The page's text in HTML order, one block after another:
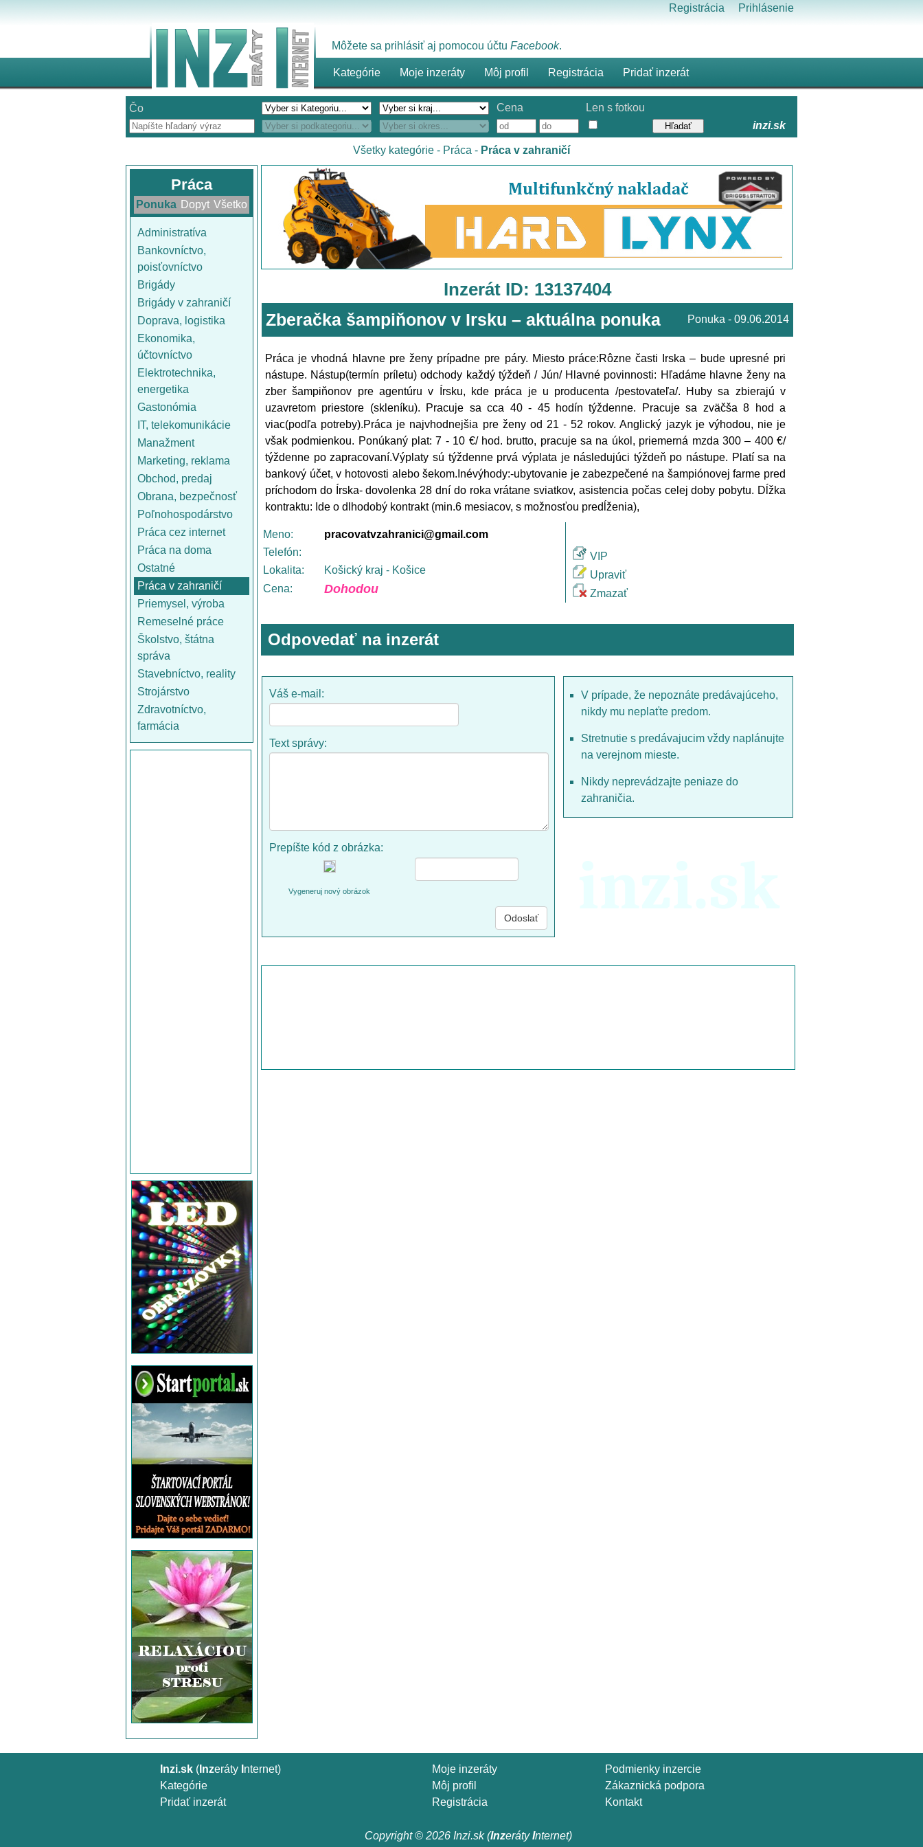
Registrácia Prihlásenie
Môžete sa prihlásiť aj pomocou účtu Facebook.
Kategórie Moje inzeráty Môj profil Registrácia Pridať inzerát
Čo Cena
Len s fotkou
inzi.sk
Všetky kategórie - Práca - Práca v zahraničí
Práca
Ponuka Dopyt Všetko
Administratíva
Bankovníctvo,
poisťovníctvo
Brigády
Brigády v zahraničí
Doprava, logistika
Ekonomika,
účtovníctvo
Elektrotechnika,
energetika
Gastonómia
IT, telekomunikácie
Manažment
Marketing, reklama
Obchod, predaj
Obrana, bezpečnosť
Poľnohospodárstvo
Práca cez internet
Práca na doma
Ostatné
Práca v zahraničí
Priemysel, výroba
Remeselné práce
Školstvo, štátna
správa
Stavebníctvo, reality
Strojárstvo
Zdravotníctvo,
farmácia
Inzerát ID: 13137404
Zberačka šampiňonov v Irsku – aktuálna ponuka
Ponuka - 09.06.2014
Práca je vhodná hlavne pre ženy prípadne pre páry. Miesto práce:Rôzne časti Irska – bude upresné pri
nástupe. Nástup(termín príletu) odchody každý týždeň / Jún/ Hlavné povinnosti: Hľadáme hlavne ženy na
zber šampiňonov pre agentúru v Írsku, kde práca je u producenta /pestovateľa/. Huby sa zbierajú v
uzavretom priestore (skleníku). Pracuje sa cca 40 - 45 hodín týždenne. Pracuje sa zväčša 8 hod a
viac(podľa potreby).Práca je najvhodnejšia pre ženy od 21 - 52 rokov. Anglický jazyk je výhodou, nie je
však podmienkou. Ponúkaný plat: 7 - 10 €/ hod. brutto, pracuje sa na úkol, priemerná mzda 300 – 400 €/
týždenne po zapracovaní.Výplaty sú týždenne prvá výplata je následujúci týždeň po nástupe. Platí sa na
bankový účet, v hotovosti alebo šekom.Inévýhody:-ubytovanie je zabezpečené na šampiónovej farme pred
príchodom do Írska- dovolenka 28 dní do roka vrátane sviatkov, asistencia počas celej doby pobytu. Dĺžka
kontraktu: Ide o dlhodobý kontrakt (min.6 mesiacov, s možnosťou predĺženia),
Meno:
pracovatvzahranici@gmail.com
Telefón:
Lokalita:
Košický kraj - Košice
Cena:
Dohodou
VIP
Upraviť
Zmazať
Odpovedať na inzerát
Váš e-mail:
Text správy:
Prepíšte kód z obrázka:
Vygeneruj nový obrázok
V prípade, že nepoznáte predávajúceho,
nikdy mu neplaťte predom.
Stretnutie s predávajucim vždy naplánujte
na verejnom mieste.
Nikdy neprevádzajte peniaze do
zahraničia.
Inzi.sk(Inzeráty nternet)
Kategórie
Pridať inzerát
Moje inzeráty
Môj profil
Registrácia
Podmienky inzercie
Zákaznická podpora
Kontakt
Copyright © 2026 Inzi.sk (InzerátyInternet)